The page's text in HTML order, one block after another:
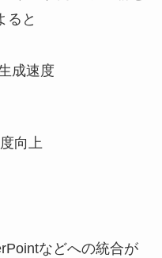
ると
成速度
向上
などへの統合が